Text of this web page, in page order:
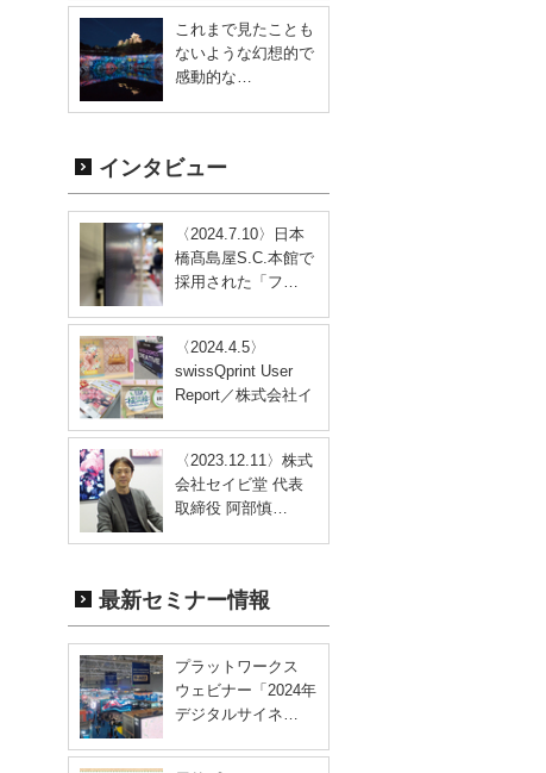
これまで見たことも
ないような幻想的で
感動的な…
インタビュー
〈2024.7.10〉日本
橋髙島屋S.C.本館で
採用された「フ…
〈2024.4.5〉
swissQprint User
Report／株式会社イ
〈2023.12.11〉株式
会社セイビ堂 代表
取締役 阿部慎…
最新セミナー情報
プラットワークス
ウェビナー「2024年
デジタルサイネ…